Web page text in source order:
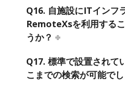
Q16. 自施設にITインフ
RemoteXsを利用する
うか？
Q17. 標準で設置されて
こまでの検索が可能で